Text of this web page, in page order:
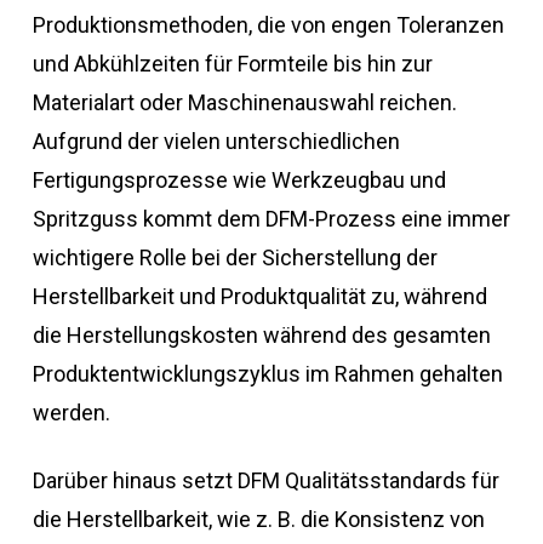
Produktionsmethoden, die von engen Toleranzen
und Abkühlzeiten für Formteile bis hin zur
Materialart oder Maschinenauswahl reichen.
Aufgrund der vielen unterschiedlichen
Fertigungsprozesse wie Werkzeugbau und
Spritzguss kommt dem DFM-Prozess eine immer
wichtigere Rolle bei der Sicherstellung der
Herstellbarkeit und Produktqualität zu, während
die Herstellungskosten während des gesamten
Produktentwicklungszyklus im Rahmen gehalten
werden.
Darüber hinaus setzt DFM Qualitätsstandards für
die Herstellbarkeit, wie z. B. die Konsistenz von